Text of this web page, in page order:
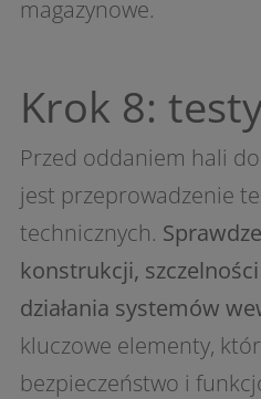
magazynowe.
Krok 8:
Przed oddaniem hali
jest przeprowadzenie
technicznych.
konstrukcji,
działania systemów
kluczowe elementy,
bezpieczeństwo i